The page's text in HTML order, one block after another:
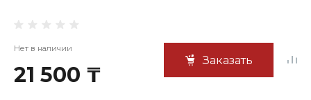
Нет в наличии
21 500 ₸
Заказать